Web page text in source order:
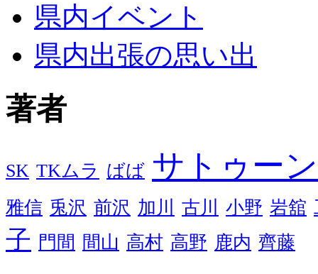
県内イベント
県内出張の思い出
著者
SK TKムラ ばば サトゥーン
雅信 兎沢 前沢 加川 古川 小野 岩舘
子 門間 間山 高村 高野 鹿内 齊藤